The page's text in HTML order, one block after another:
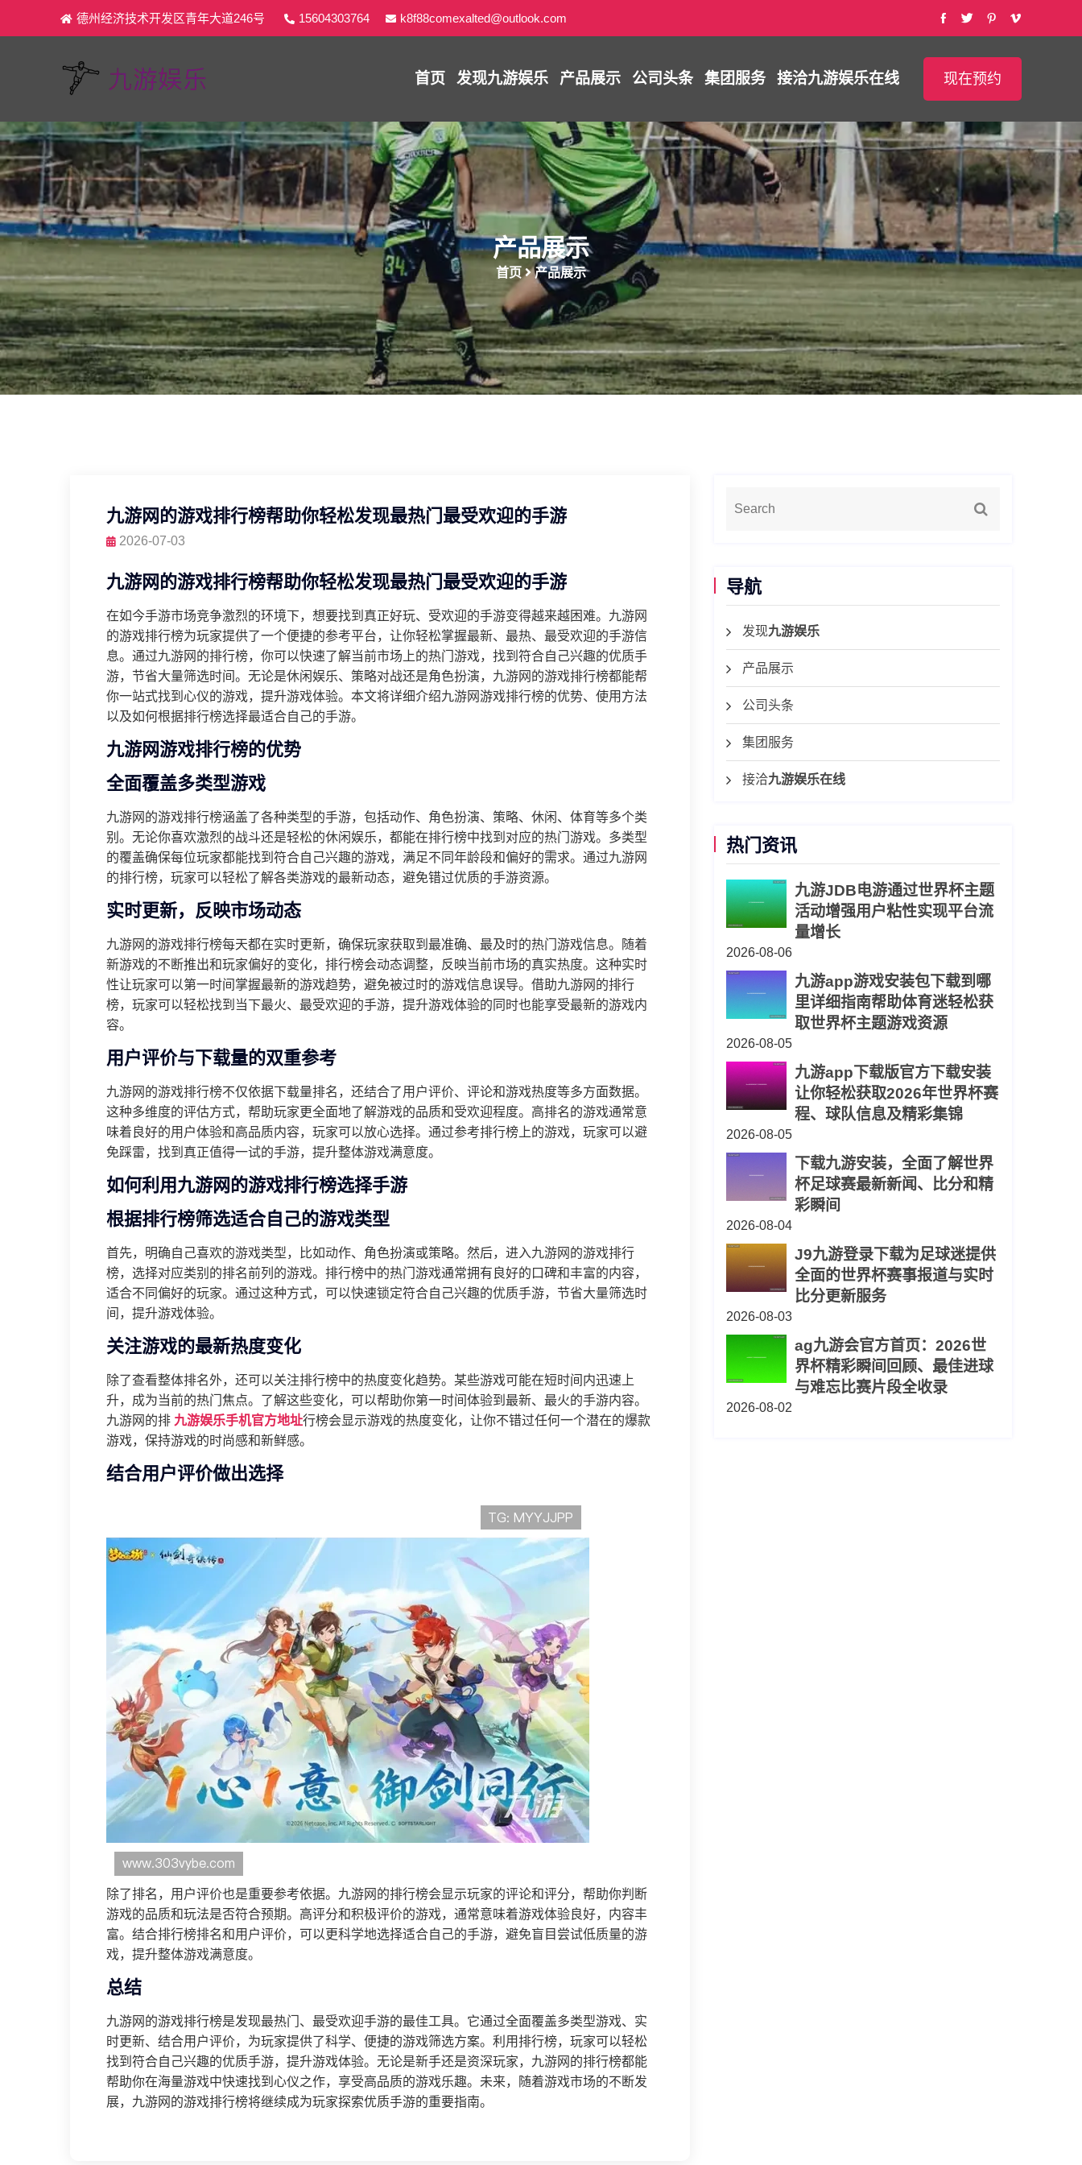
德州经济技术开发区青年大道246号 15604303764 k8f88comexalted@outlook.com
首页 发现九游娱乐 产品展示 公司头条 集团服务 接洽九游娱乐在线 现在预约
产品展示
首页 产品展示
九游网的游戏排行榜帮助你轻松发现最热门最受欢迎的手游
2026-07-03
九游网的游戏排行榜帮助你轻松发现最热门最受欢迎的手游
在如今手游市场竞争激烈的环境下，想要找到真正好玩、受欢迎的手游变得越来越困难。九游网
的游戏排行榜为玩家提供了一个便捷的参考平台，让你轻松掌握最新、最热、最受欢迎的手游信
息。通过九游网的排行榜，你可以快速了解当前市场上的热门游戏，找到符合自己兴趣的优质手
游，节省大量筛选时间。无论是休闲娱乐、策略对战还是角色扮演，九游网的游戏排行榜都能帮
你一站式找到心仪的游戏，提升游戏体验。本文将详细介绍九游网游戏排行榜的优势、使用方法
以及如何根据排行榜选择最适合自己的手游。
九游网游戏排行榜的优势
全面覆盖多类型游戏
九游网的游戏排行榜涵盖了各种类型的手游，包括动作、角色扮演、策略、休闲、体育等多个类
别。无论你喜欢激烈的战斗还是轻松的休闲娱乐，都能在排行榜中找到对应的热门游戏。多类型
的覆盖确保每位玩家都能找到符合自己兴趣的游戏，满足不同年龄段和偏好的需求。通过九游网
的排行榜，玩家可以轻松了解各类游戏的最新动态，避免错过优质的手游资源。
实时更新，反映市场动态
九游网的游戏排行榜每天都在实时更新，确保玩家获取到最准确、最及时的热门游戏信息。随着
新游戏的不断推出和玩家偏好的变化，排行榜会动态调整，反映当前市场的真实热度。这种实时
性让玩家可以第一时间掌握最新的游戏趋势，避免被过时的游戏信息误导。借助九游网的排行
榜，玩家可以轻松找到当下最火、最受欢迎的手游，提升游戏体验的同时也能享受最新的游戏内
容。
用户评价与下载量的双重参考
九游网的游戏排行榜不仅依据下载量排名，还结合了用户评价、评论和游戏热度等多方面数据。
这种多维度的评估方式，帮助玩家更全面地了解游戏的品质和受欢迎程度。高排名的游戏通常意
味着良好的用户体验和高品质内容，玩家可以放心选择。通过参考排行榜上的游戏，玩家可以避
免踩雷，找到真正值得一试的手游，提升整体游戏满意度。
如何利用九游网的游戏排行榜选择手游
根据排行榜筛选适合自己的游戏类型
首先，明确自己喜欢的游戏类型，比如动作、角色扮演或策略。然后，进入九游网的游戏排行
榜，选择对应类别的排名前列的游戏。排行榜中的热门游戏通常拥有良好的口碑和丰富的内容，
适合不同偏好的玩家。通过这种方式，可以快速锁定符合自己兴趣的优质手游，节省大量筛选时
间，提升游戏体验。
关注游戏的最新热度变化
除了查看整体排名外，还可以关注排行榜中的热度变化趋势。某些游戏可能在短时间内迅速上
升，成为当前的热门焦点。了解这些变化，可以帮助你第一时间体验到最新、最火的手游内容。
九游网的排 九游娱乐手机官方地址行榜会显示游戏的热度变化，让你不错过任何一个潜在的爆款
游戏，保持游戏的时尚感和新鲜感。
结合用户评价做出选择
除了排名，用户评价也是重要参考依据。九游网的排行榜会显示玩家的评论和评分，帮助你判断
游戏的品质和玩法是否符合预期。高评分和积极评价的游戏，通常意味着游戏体验良好，内容丰
富。结合排行榜排名和用户评价，可以更科学地选择适合自己的手游，避免盲目尝试低质量的游
戏，提升整体游戏满意度。
总结
九游网的游戏排行榜是发现最热门、最受欢迎手游的最佳工具。它通过全面覆盖多类型游戏、实
时更新、结合用户评价，为玩家提供了科学、便捷的游戏筛选方案。利用排行榜，玩家可以轻松
找到符合自己兴趣的优质手游，提升游戏体验。无论是新手还是资深玩家，九游网的排行榜都能
帮助你在海量游戏中快速找到心仪之作，享受高品质的游戏乐趣。未来，随着游戏市场的不断发
展，九游网的游戏排行榜将继续成为玩家探索优质手游的重要指南。
导航
发现九游娱乐
产品展示
公司头条
集团服务
接洽九游娱乐在线
热门资讯
九游JDB电游通过世界杯主题
活动增强用户粘性实现平台流
量增长
2026-08-06
九游app游戏安装包下载到哪
里详细指南帮助体育迷轻松获
取世界杯主题游戏资源
2026-08-05
九游app下载版官方下载安装
让你轻松获取2026年世界杯赛
程、球队信息及精彩集锦
2026-08-05
下载九游安装，全面了解世界
杯足球赛最新新闻、比分和精
彩瞬间
2026-08-04
J9九游登录下载为足球迷提供
全面的世界杯赛事报道与实时
比分更新服务
2026-08-03
ag九游会官方首页：2026世
界杯精彩瞬间回顾、最佳进球
与难忘比赛片段全收录
2026-08-02